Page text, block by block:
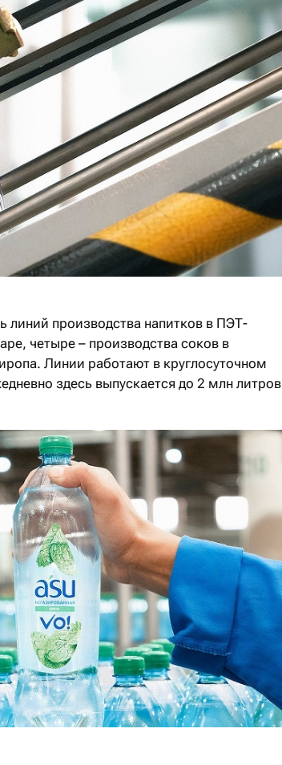
линий производства напитков в ПЭТ-
четыре – производства соков в
Линии работают в круглосуточном
здесь выпускается до 2 млн литров